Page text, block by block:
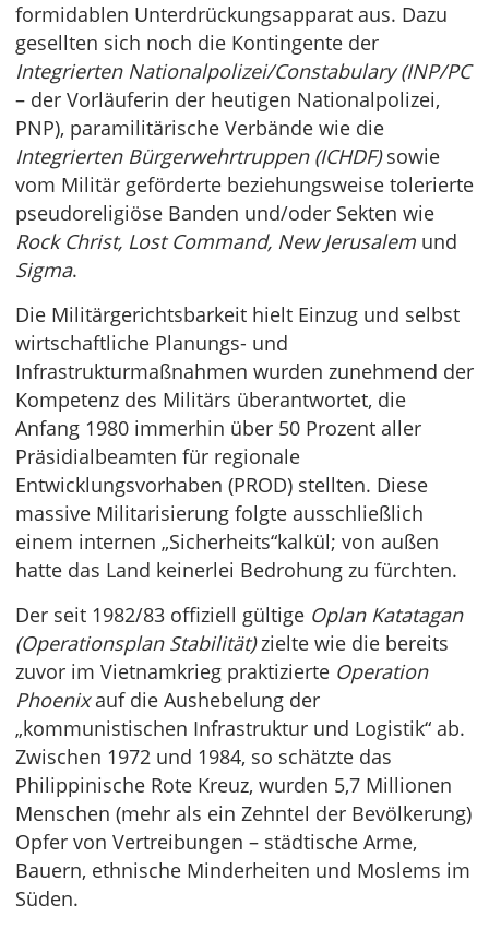
formidablen Unterdrückungsapparat aus. Dazu
gesellten sich noch die Kontingente der
Integrierten Nationalpolizei/Constabulary (INP/PC
– der Vorläuferin der heutigen Nationalpolizei,
PNP), paramilitärische Verbände wie die
Integrierten Bürgerwehrtruppen (ICHDF)sowie
vom Militär geförderte beziehungsweise tolerierte
pseudoreligiöse Banden und/oder Sekten wie
Rock Christ, Lost Command, New Jerusalem und
Sigma.
Die Militärgerichtsbarkeit hielt Einzug und selbst
wirtschaftliche Planungs- und
Infrastrukturmaßnahmen wurden zunehmend der
Kompetenz des Militärs überantwortet, die
Anfang 1980 immerhin über 50 Prozent aller
Präsidialbeamten für regionale
Entwicklungsvorhaben (PROD) stellten. Diese
massive Militarisierung folgte ausschließlich
einem internen „Sicherheits“kalkül; von außen
hatte das Land keinerlei Bedrohung zu fürchten.
Der seit 1982/83 offiziell gültige Oplan Katatagan
(Operationsplan Stabilität)zielte wie die bereits
zuvor im Vietnamkrieg praktizierte Operation
Phoenixauf die Aushebelung der
„kommunistischen Infrastruktur und Logistik“ ab.
Zwischen 1972 und 1984, so schätzte das
Philippinische Rote Kreuz, wurden 5,7 Millionen
Menschen (mehr als ein Zehntel der Bevölkerung)
Opfer von Vertreibungen – städtische Arme,
Bauern, ethnische Minderheiten und Moslems im
Süden.